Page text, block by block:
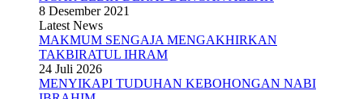
8 Desember 2021
Latest News
MAKMUM SENGAJA MENGAKHIRKAN
TAKBIRATUL IHRAM
24 Juli 2026
MENYIKAPI TUDUHAN KEBOHONGAN NABI